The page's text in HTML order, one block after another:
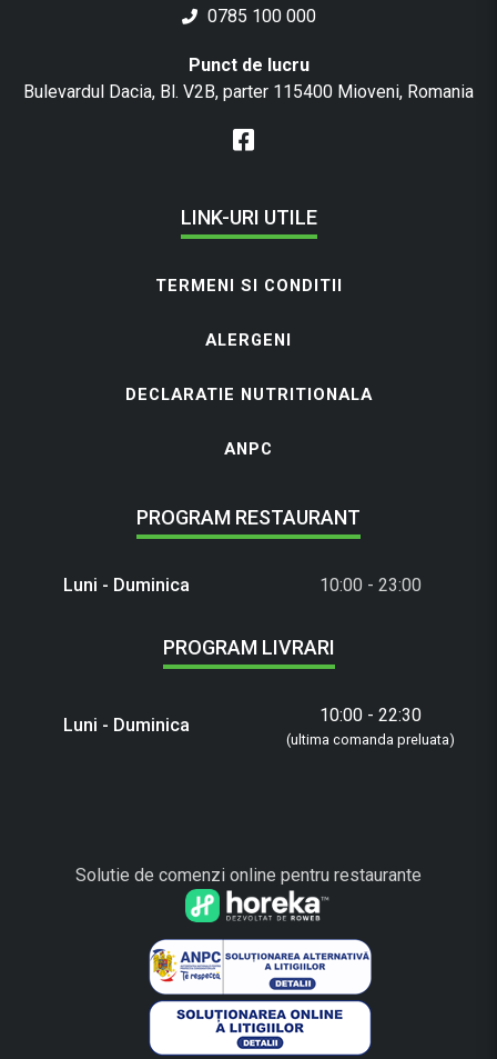
0785 100 000
Punct de lucru
Bulevardul Dacia, Bl. V2B, parter 115400 Mioveni, Romania
LINK-URI UTILE
TERMENI SI CONDITII
ALERGENI
DECLARATIE NUTRITIONALA
ANPC
PROGRAM RESTAURANT
Luni - Duminica 10:00 - 23:00
PROGRAM LIVRARI
Luni - Duminica 10:00 - 22:30
(ultima comanda preluata)
Solutie de comenzi online pentru restaurante